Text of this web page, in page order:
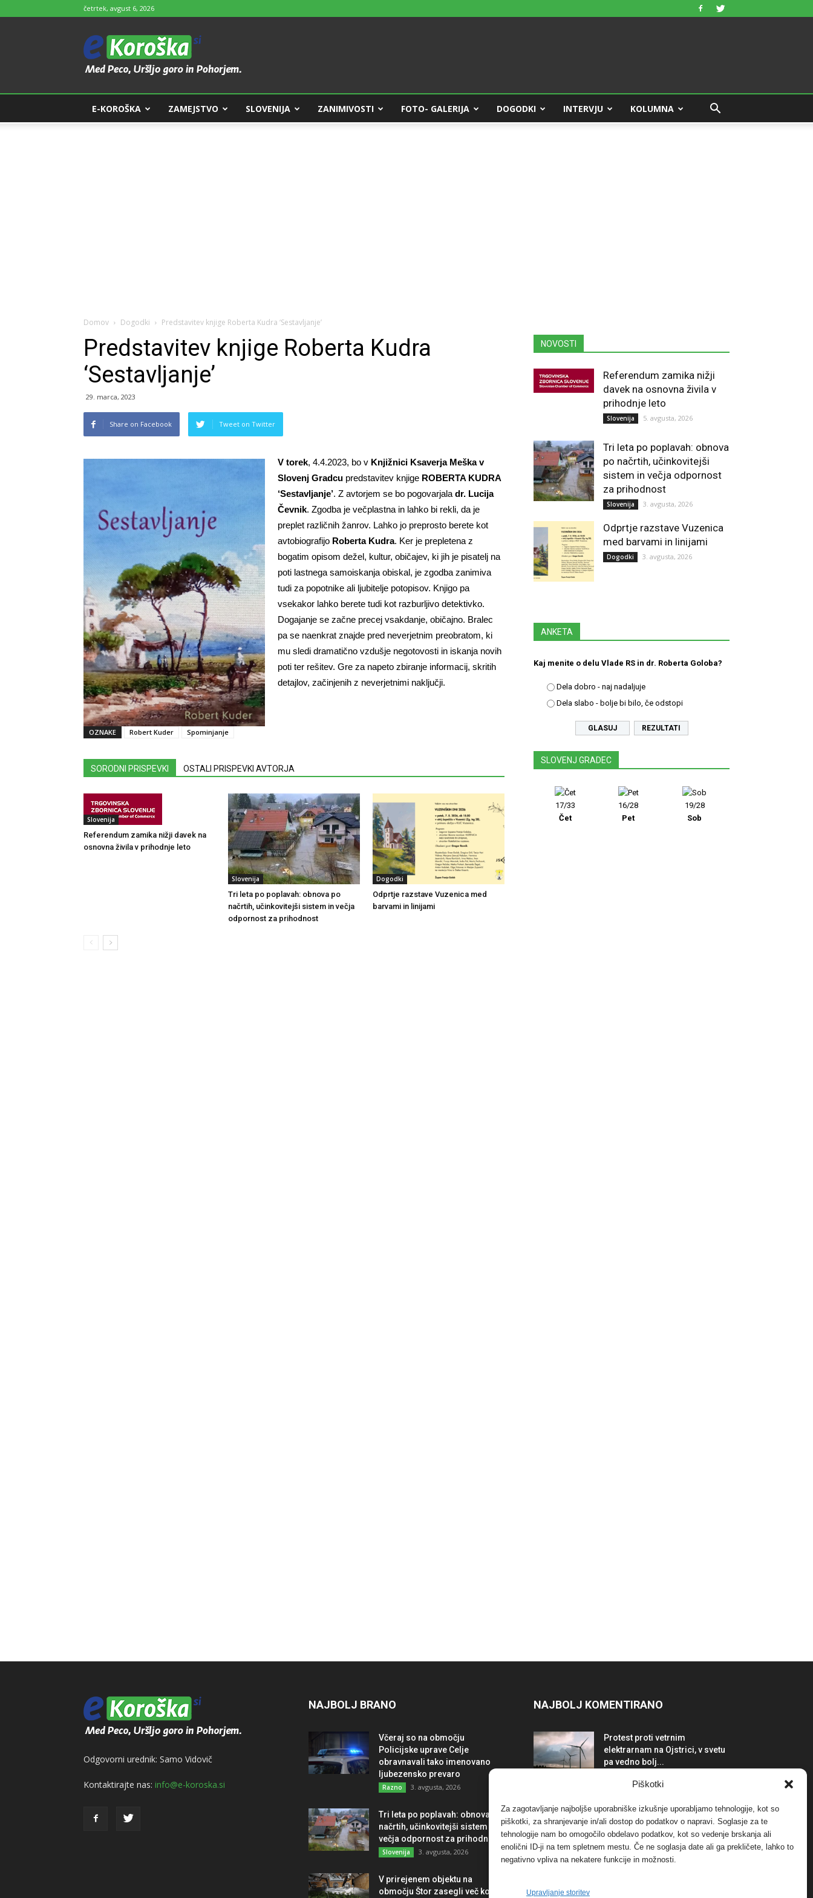
Piškotki
Za zagotavljanje najboljše uporabniške izkušnje uporabljamo tehnologije, kot so
piškotki, za shranjevanje in/ali dostop do podatkov o napravi. Soglasje za te
tehnologije nam bo omogočilo obdelavo podatkov, kot so vedenje brskanja ali
enolični ID-ji na tem spletnem mestu. Če ne soglasja date ali ga prekličete, lahko to
negativno vpliva na nekatere funkcije in možnosti.
Upravljanje storitev
četrtek, avgust 6, 2026
e-
Koroška
E-KOROŠKA ZAMEJSTVO SLOVENIJA ZANIMIVOSTI FOTO- GALERIJA DOGODKI INTERVJU KOLUMNA
Domov Dogodki Predstavitev knjige Roberta Kudra ‘Sestavljanje’
Predstavitev knjige Roberta Kudra
‘Sestavljanje’
29. marca, 2023
Share on Facebook Tweet on Twitter
V torek, 4.4.2023, bo v Knjižnici Ksaverja Meška v
Slovenj Gradcu predstavitev knjige ROBERTA KUDRA
‘Sestavljanje’. Z avtorjem se bo pogovarjala dr. Lucija
Čevnik. Zgodba je večplastna in lahko bi rekli, da je
preplet različnih žanrov. Lahko jo preprosto berete kot
avtobiografijo Roberta Kudra. Ker je prepletena z
bogatim opisom dežel, kultur, običajev, ki jih je pisatelj na
poti lastnega samoiskanja obiskal, je zgodba zanimiva
tudi za popotnike ali ljubitelje potopisov. Knjigo pa
vsekakor lahko berete tudi kot razburljivo detektivko.
Dogajanje se začne precej vsakdanje, običajno. Bralec
pa se naenkrat znajde pred neverjetnim preobratom, ki
mu sledi dramatično vzdušje negotovosti in iskanja novih
poti ter rešitev. Gre za napeto zbiranje informacij, skritih
detajlov, začinjenih z neverjetnimi naključji.
OZNAKE Robert Kuder Spominjanje
SORODNI PRISPEVKI OSTALI PRISPEVKI AVTORJA
Slovenija
Referendum zamika nižji davek na
osnovna živila v prihodnje leto
Slovenija
Tri leta po poplavah: obnova po
načrtih, učinkovitejši sistem in večja
odpornost za prihodnost
Dogodki
Odprtje razstave Vuzenica med
barvami in linijami
NOVOSTI
Referendum zamika nižji
davek na osnovna živila v
prihodnje leto
Slovenija 5. avgusta, 2026
Tri leta po poplavah: obnova
po načrtih, učinkovitejši
sistem in večja odpornost
za prihodnost
Slovenija 3. avgusta, 2026
Odprtje razstave Vuzenica
med barvami in linijami
Dogodki 3. avgusta, 2026
ANKETA
Kaj menite o delu Vlade RS in dr. Roberta Goloba?
Dela dobro - naj nadaljuje
Dela slabo - bolje bi bilo, če odstopi
REZULTATI
SLOVENJ GRADEC
17/33
Čet
16/28
Pet
19/28
Sob
Odgovorni urednik: Samo Vidovič
Kontaktirajte nas: info@e-koroska.si
NAJBOLJ BRANO
Včeraj so na območju
Policijske uprave Celje
obravnavali tako imenovano
ljubezensko prevaro
Razno 3. avgusta, 2026
Tri leta po poplavah: obnova po
načrtih, učinkovitejši sistem in
večja odpornost za prihodnost
Slovenija 3. avgusta, 2026
V prirejenem objektu na
območju Štor zasegli več kot
NAJBOLJ KOMENTIRANO
Protest proti vetrnim
elektrarnam na Ojstrici, v svetu
pa vedno bolj...
elektrarnam Verbund
Dogodki 29. januarja, 2018
FOTO: Razstava cvetličarskega